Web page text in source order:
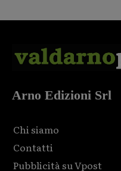
Arno Edizioni Srl
Chi siamo
Contatti
Pubblicità su Vpost